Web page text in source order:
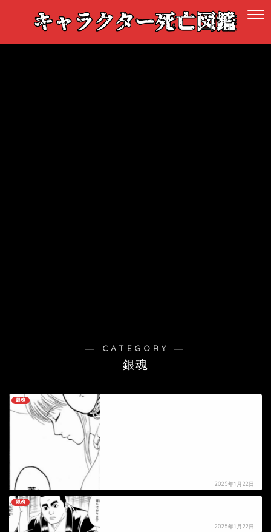
― CATEGORY ―
銀魂
銀魂
2025年1月22日
銀魂
2025年1月22日